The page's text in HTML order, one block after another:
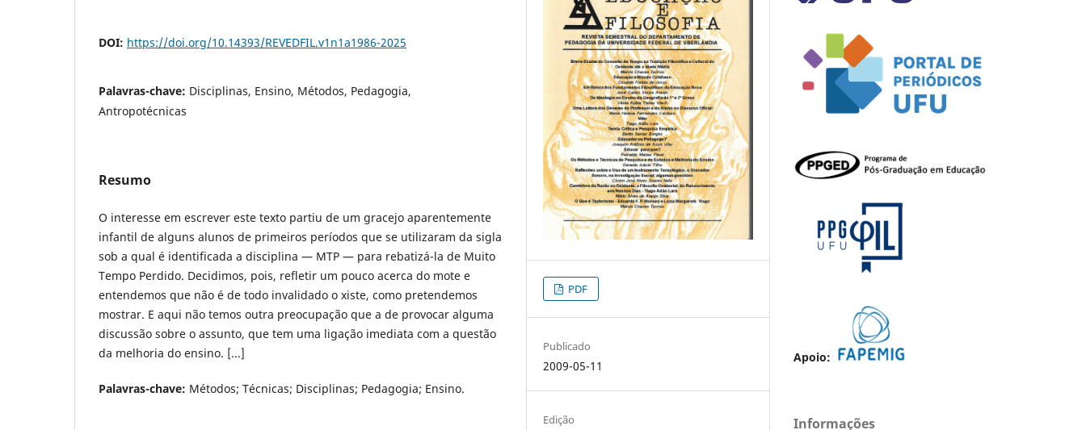
DOI: https://doi.org/10.14393/REVEDFIL.v1n1a1986-2025
Palavras-chave: Disciplinas, Ensino, Métodos, Pedagogia,
Antropotécnicas
Resumo
O interesse em escrever este texto partiu de um gracejo aparentemente
infantil de alguns alunos de primeiros períodos que se utilizaram da sigla
sob a qual é identificada a disciplina — MTP — para rebatizá-la de Muito
Tempo Perdido. Decidimos, pois, refletir um pouco acerca do mote e
entendemos que não é de todo invalidado o xiste, como pretendemos
mostrar. E aqui não temos outra preocupação que a de provocar alguma
discussão sobre o assunto, que tem uma ligação imediata com a questão
da melhoria do ensino. [...]
Palavras-chave: Métodos; Técnicas; Disciplinas; Pedagogia; Ensino.
PDF
Publicado
2009-05-11
Edição
Apoio:
Informações